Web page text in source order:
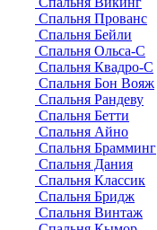
Спальня Прованс
Спальня Бейли
Спальня Ольса-С
Спальня Квадро-С
Спальня Бон Вояж
Спальня Рандеву
Спальня Бетти
Спальня Айно
Спальня Брамминг
Спальня Дания
Спальня Классик
Спальня Бридж
Спальня Винтаж